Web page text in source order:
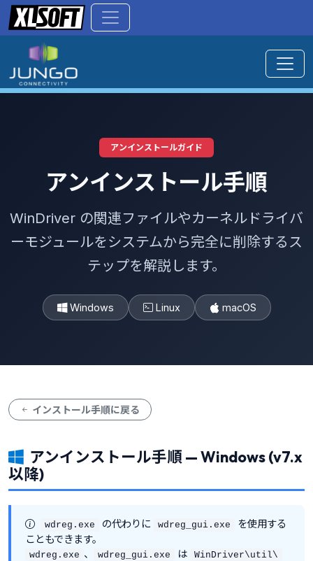
アンインストールガイド
アンインストール手順
WinDriver の関連ファイルやカーネルドライバ
ーモジュールをシステムから完全に削除するス
テップを解説します。
Windows Linux macOS
インストール手順に戻る
アンインストール手順 — Windows (v7.x
以降)
wdreg.exe の代わりに wdreg_gui.exe
を使用する
こともできます。
wdreg.exe 、 wdreg_gui.exe は WinDriver\util\